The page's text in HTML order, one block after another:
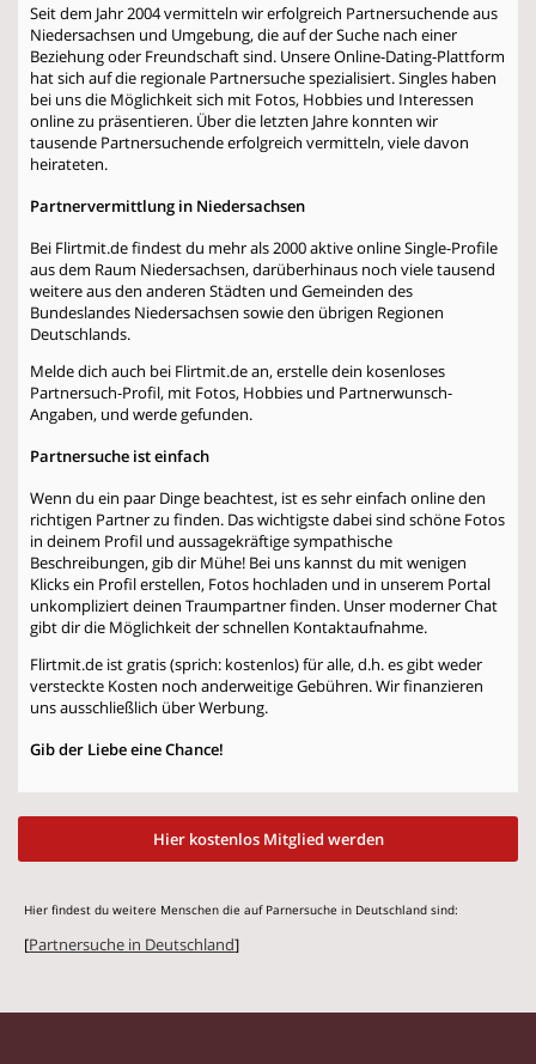
Seit dem Jahr 2004 vermitteln wir erfolgreich Partnersuchende aus
Niedersachsen und Umgebung, die auf der Suche nach einer
Beziehung oder Freundschaft sind. Unsere Online-Dating-Plattform
hat sich auf die regionale Partnersuche spezialisiert. Singles haben
bei uns die Möglichkeit sich mit Fotos, Hobbies und Interessen
online zu präsentieren. Über die letzten Jahre konnten wir
tausende Partnersuchende erfolgreich vermitteln, viele davon
heirateten.
Partnervermittlung in Niedersachsen
Bei Flirtmit.de findest du mehr als 2000 aktive online Single-Profile
aus dem Raum Niedersachsen, darüberhinaus noch viele tausend
weitere aus den anderen Städten und Gemeinden des
Bundeslandes Niedersachsen sowie den übrigen Regionen
Deutschlands.
Melde dich auch bei Flirtmit.de an, erstelle dein kosenloses
Partnersuch-Profil, mit Fotos, Hobbies und Partnerwunsch-
Angaben, und werde gefunden.
Partnersuche ist einfach
Wenn du ein paar Dinge beachtest, ist es sehr einfach online den
richtigen Partner zu finden. Das wichtigste dabei sind schöne Fotos
in deinem Profil und aussagekräftige sympathische
Beschreibungen, gib dir Mühe! Bei uns kannst du mit wenigen
Klicks ein Profil erstellen, Fotos hochladen und in unserem Portal
unkompliziert deinen Traumpartner finden. Unser moderner Chat
gibt dir die Möglichkeit der schnellen Kontaktaufnahme.
Flirtmit.de ist gratis (sprich: kostenlos) für alle, d.h. es gibt weder
versteckte Kosten noch anderweitige Gebühren. Wir finanzieren
uns ausschließlich über Werbung.
Gib der Liebe eine Chance!
Hier kostenlos Mitglied werden
Hier findest du weitere Menschen die auf Parnersuche in Deutschland sind:
[Partnersuche in Deutschland]